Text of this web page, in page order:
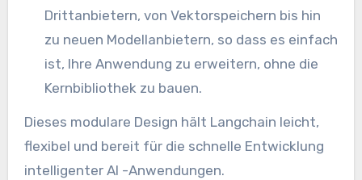
Drittanbietern, von Vektorspeichern bis hin
zu neuen Modellanbietern, so dass es einfach
ist, Ihre Anwendung zu erweitern, ohne die
Kernbibliothek zu bauen.
Dieses modulare Design hält Langchain leicht,
flexibel und bereit für die schnelle Entwicklung
intelligenter AI -Anwendungen.